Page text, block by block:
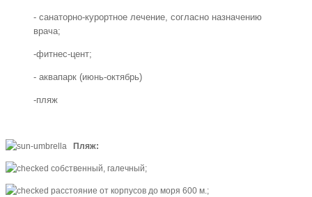
- санаторно-курортное лечение, согласно назначению
врача;
-фитнес-цент;
- аквапарк (июнь-октябрь)
-пляж
Пляж:
собственный, галечный;
расстояние от корпусов до моря 600 м.;